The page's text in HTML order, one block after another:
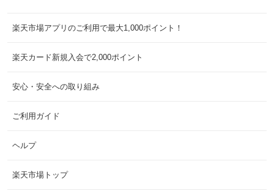
楽天市場アプリのご利用で最大1,000ポイント！
楽天カード新規入会で2,000ポイント
安心・安全への取り組み
ご利用ガイド
ヘルプ
楽天市場トップ